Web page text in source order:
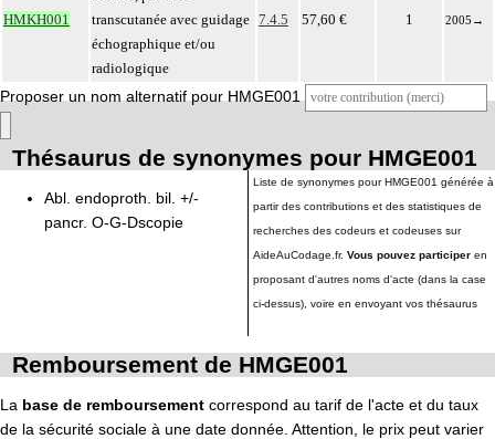
HMKH001
transcutanée avec guidage
échographique et/ou
radiologique
7.4.5 57,60 € 1 2005 →
Proposer un nom alternatif pour HMGE001
Thésaurus de synonymes pour HMGE001
Abl. endoproth. bil. +/-
pancr. O-G-Dscopie
Liste de synonymes pour HMGE001 générée à
partir des contributions et des statistiques de
recherches des codeurs et codeuses sur
AideAuCodage.fr. Vous pouvez participer en
proposant d'autres noms d'acte (dans la case
ci-dessus), voire en envoyant vos thésaurus
Remboursement de HMGE001
La base de remboursement correspond au tarif de l'acte et du taux
de la sécurité sociale à une date donnée. Attention, le prix peut varier